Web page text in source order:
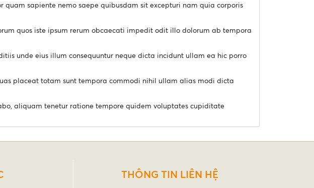
quam sapiente nemo saepe quibusdam sit excepturi nam quia corporis
quos iste ipsum rerum obcaecati impedit odit illo dolorum ab tempora
unde eius illum consequuntur neque dicta incidunt ullam ea hic porro
placeat totam sunt tempora commodi nihil ullam alias modi dicta
aliquam tenetur ratione tempore quidem voluptates cupiditate
THÔNG TIN LIÊN HỆ